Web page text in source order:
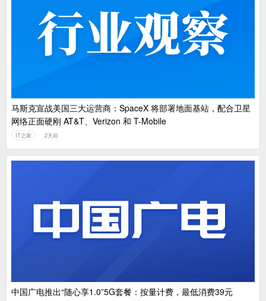
马斯克宣战美国三大运营商：SpaceX 将部署地面基站，配合卫星
网络正面硬刚 AT&T、Verizon 和 T-Mobile
IT之家 2天前
中国广电推出“随心享1.0”5G套餐：按量计费，最低消费39元